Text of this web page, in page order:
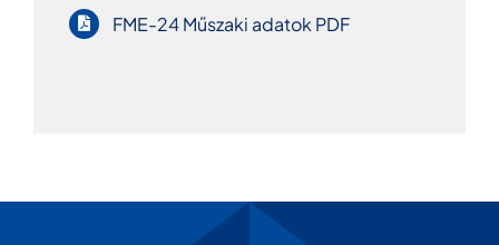
FME-24 Műszaki adatok PDF